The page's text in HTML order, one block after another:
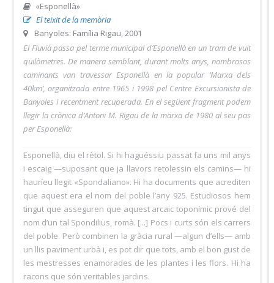
«Esponellà»
El teixit de la memòria
Banyoles: Família Rigau, 2001
El Fluvià passa pel terme municipal d’Esponellà en un tram de vuit
quilòmetres. De manera semblant, durant molts anys, nombrosos
caminants van travessar Esponellà en la popular ‘Marxa dels
40km’, organitzada entre 1965 i 1998 pel Centre Excursionista de
Banyoles i recentment recuperada. En el següent fragment podem
llegir la crònica d’Antoni M. Rigau de la marxa de 1980 al seu pas
per Esponellà:
Esponellà, diu el rètol. Si hi haguéssiu passat fa uns mil anys
i escaig —suposant que ja llavors retolessin els camins— hi
hauríeu llegit «Spondaliano». Hi ha documents que acrediten
que aquest era el nom del poble l’any 925. Estudiosos hem
tingut que asseguren que aquest arcaic toponímic prové del
nom d’un tal Spondilius, romà. [...] Pocs i curts són els carrers
del poble. Però combinen la gràcia rural —algun d’ells— amb
un llis paviment urbà i, es pot dir que tots, amb el bon gust de
les mestresses enamorades de les plantes i les flors. Hi ha
racons que són veritables jardins.